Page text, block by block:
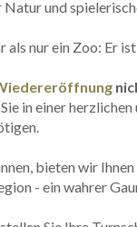
und
nur ein Zoo: Er
in einer
bieten wir
- ein wahrer